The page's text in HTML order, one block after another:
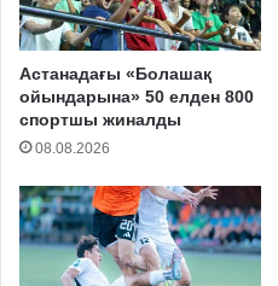
Астанадағы «Болашақ
ойындарына» 50 елден 800
спортшы жиналды
08.08.2026